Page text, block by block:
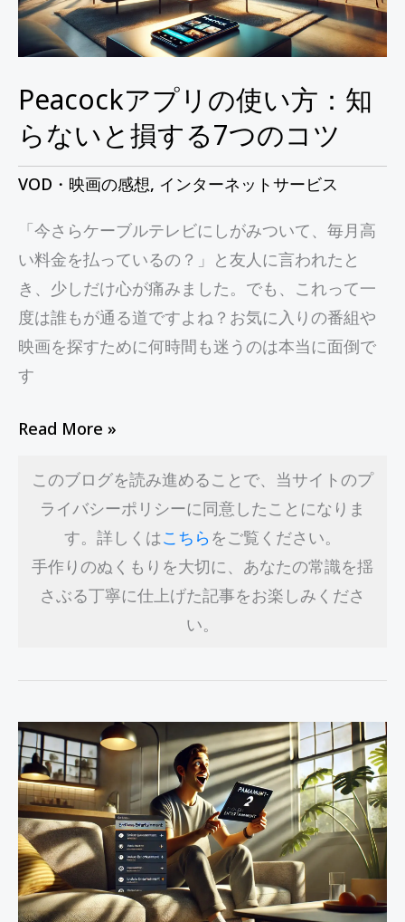
Peacockアプリの使い方：知
らないと損する7つのコツ
VOD・映画の感想, インターネットサービス
「今さらケーブルテレビにしがみついて、毎月高
い料金を払っているの？」と友人に言われたと
き、少しだけ心が痛みました。でも、これって一
度は誰もが通る道ですよね？お気に入りの番組や
映画を探すために何時間も迷うのは本当に面倒で
す
使
い
方：
知
ら
な
い
損
す
る
7
つ
の
ツ
Read More »
このブログを読み進めることで、当サイトのプ
ライバシーポリシーに同意したことになりま
す。詳しくはこちら をご覧ください。
手作りのぬくもりを大切に、あなたの常識を揺
さぶる丁寧に仕上げた記事をお楽しみくださ
い。
Paramount+ア
プ
リ
を
使
い
こ